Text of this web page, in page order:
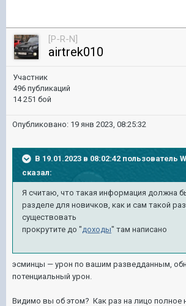
[P-R-N]
airtrek010
Участник
496 публикаций
14 251 бой
Опубликовано: 19 янв 2023, 08:25:32
В 19.01.2023 в 08:02:42 пользователь
сказал:
Я считаю, что такая информация должна
разделе для новичков, как и сам такой
существовать
прокрутите до "доходы" там написано
эсминцы — урон по вашим разведданным,
потенциальный урон.
Видимо вы об этом? Как раз на лицо полное